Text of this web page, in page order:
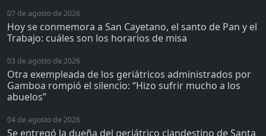
07 de agosto de 2026
Hoy se conmemora a San Cayetano, el santo de Pan y el
Trabajo: cuáles son los horarios de misa
03 de agosto de 2026
Otra exempleada de los geriátricos administrados por
Gamboa rompió el silencio: “Hizo sufrir mucho a los
abuelos”
04 de agosto de 2026
Se entregó la dueña del geriátrico clandestino de Santa